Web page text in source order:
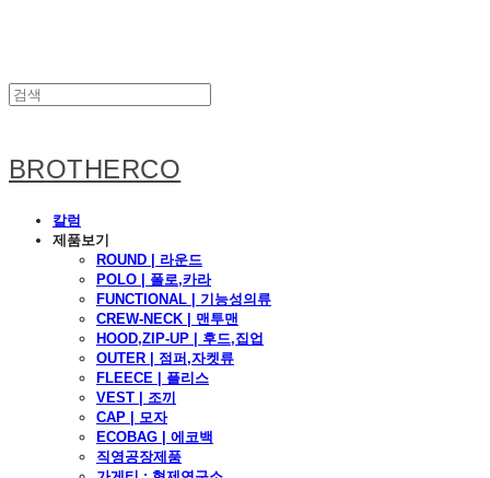
BROTHERCO
칼럼
제품보기
ROUND | 라운드
POLO | 폴로,카라
FUNCTIONAL | 기능성의류
CREW-NECK | 맨투맨
HOOD,ZIP-UP | 후드,집업
OUTER | 점퍼,자켓류
FLEECE | 플리스
VEST | 조끼
CAP | 모자
ECOBAG | 에코백
직영공장제품